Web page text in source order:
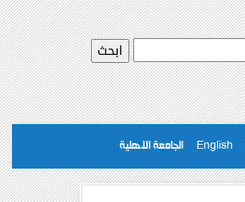
English الجامعة الاهلية